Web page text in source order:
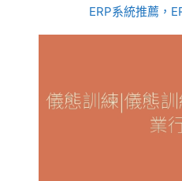
ERP系統推薦，